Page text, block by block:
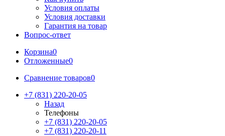
Условия оплаты
Условия доставки
Гарантия на товар
Вопрос-ответ
Корзина0
Отложенные0
Сравнение товаров0
+7 (831) 220-20-05
Назад
Телефоны
+7 (831) 220-20-05
+7 (831) 220-20-11